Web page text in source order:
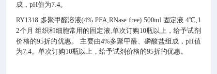
成，pH值为7.4。
RY1318 多聚甲醛溶液(4% PFA,RNase free) 500ml 固定液 4℃,1
2个月 组织和细胞常用的固定液,单次订购10瓶以上，给予试剂
价格的95折的优惠。
主要由4%多聚甲醛、磷酸盐组成，pH值
为7.4。单次订购10瓶以上，给予试剂价格的95折的优惠。